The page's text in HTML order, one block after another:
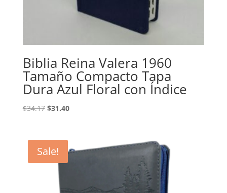
Biblia Reina Valera 1960
Tamaño Compacto Tapa
Dura Azul Floral con Índice
$34.17 Original
$34.17.
$31.40Current
Sale!